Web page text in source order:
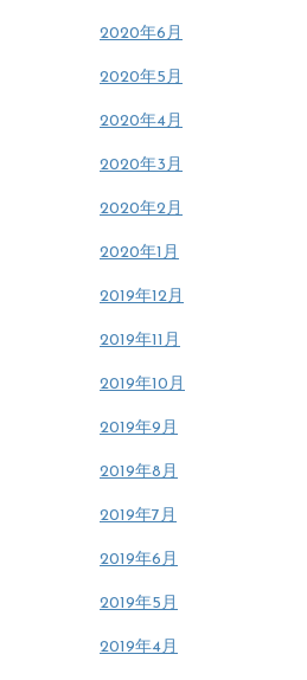
2020年6月
2020年5月
2020年4月
2020年3月
2020年2月
2020年1月
2019年12月
2019年11月
2019年10月
2019年9月
2019年8月
2019年7月
2019年6月
2019年5月
2019年4月